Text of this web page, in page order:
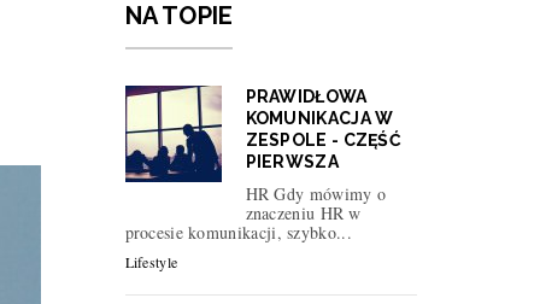
NA TOPIE
PRAWIDŁOWA
KOMUNIKACJA W
ZESPOLE - CZĘŚĆ
PIERWSZA
HR Gdy mówimy o
znaczeniu HR w
procesie komunikacji, szybko...
Lifestyle